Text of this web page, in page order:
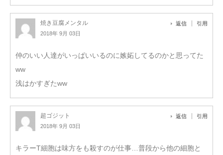
焼き豆腐メンタル
2018年 9月 03日
返信 引用
仲のいい人達がいっぱいいるのに嫉妬してるのかと思ってた
ww
浅はかすぎたww
超ゴジット
2018年 9月 03日
返信 引用
キラーT細胞は味方をも殺すのが仕事…普段から他の細胞と